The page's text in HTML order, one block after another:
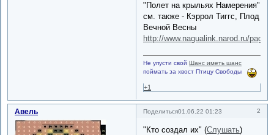
"Полет на крыльях Намерения"
см. также - Кэррол Тиггс, Плод
Вечной Весны
http://www.nagualink.narod.ru/
Не упусти свойШанс иметь шанс
поймать за хвост Птицу Свободы
+1
Поделиться 2
01.06.22 01:23
Авель
"Кто создал их" (Слушать)